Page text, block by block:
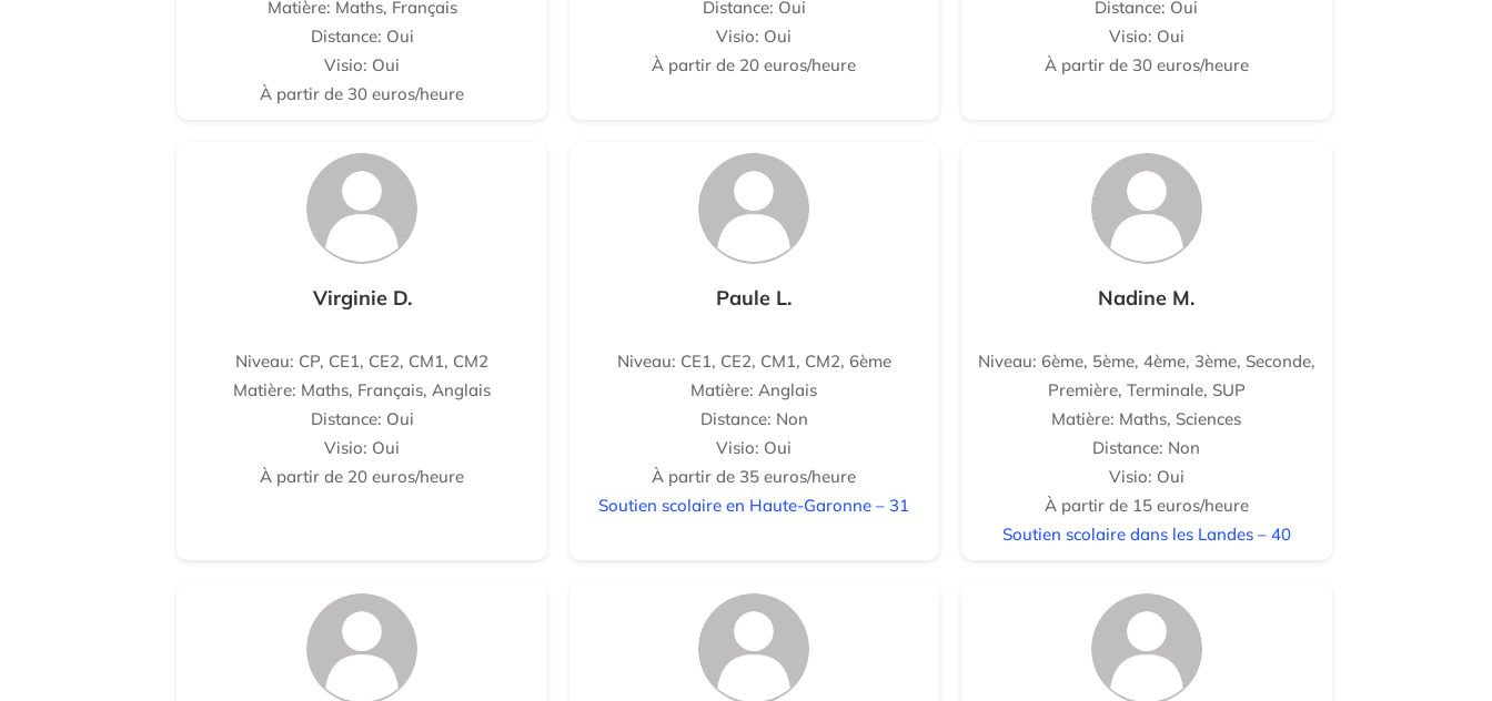
Matière: Maths, Français
Distance: Oui
Visio: Oui
À partir de 30 euros/heure
Distance: Oui
Visio: Oui
À partir de 20 euros/heure
Distance: Oui
Visio: Oui
À partir de 30 euros/heure
Virginie D.
Niveau: CP, CE1, CE2, CM1, CM2
Matière: Maths, Français, Anglais
Distance: Oui
Visio: Oui
À partir de 20 euros/heure
Paule L.
Niveau: CE1, CE2, CM1, CM2, 6ème
Matière: Anglais
Distance: Non
Visio: Oui
À partir de 35 euros/heure
Soutien scolaire en Haute-Garonne – 31
Nadine M.
Niveau: 6ème, 5ème, 4ème, 3ème, Seconde,
Première, Terminale, SUP
Matière: Maths, Sciences
Distance: Non
Visio: Oui
À partir de 15 euros/heure
Soutien scolaire dans les Landes – 40